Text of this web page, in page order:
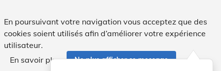
En poursuivant votre navigation vous acceptez que des
cookies soient utilisés afin d’améliorer votre expérience
utilisateur.
En savoir plus
Ne plus afficher ce message